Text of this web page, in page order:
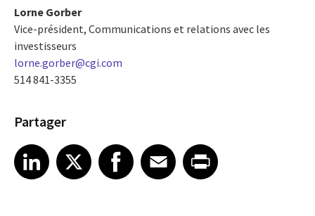
Lorne Gorber
Vice-président, Communications et relations avec les
investisseurs
lorne.gorber@cgi.com
514 841-3355
Partager
Share article on LinkedIn
LinkedIn
Share article on XShare article on Facebook
Facebook
Share article on Email
EmailShare article on Print